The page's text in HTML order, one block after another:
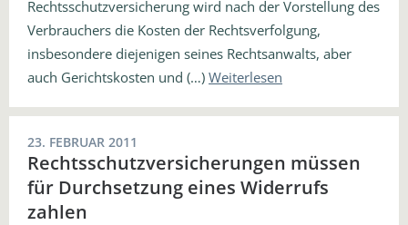
Rechtsschutzversicherung wird nach der Vorstellung des
Verbrauchers die Kosten der Rechtsverfolgung,
insbesondere diejenigen seines Rechtsanwalts, aber
auch Gerichtskosten und (…) Weiterlesen
23. FEBRUAR 2011
Rechtsschutzversicherungen müssen
für Durchsetzung eines Widerrufs
zahlen